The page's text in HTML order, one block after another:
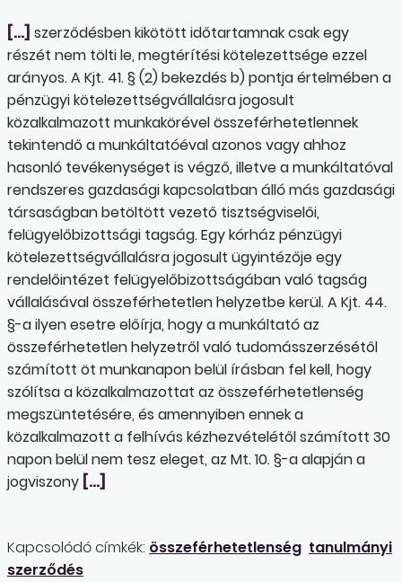
[…] szerződésben kikötött időtartamnak csak egy
részét nem tölti le, megtérítési kötelezettsége ezzel
arányos. A Kjt. 41. § (2) bekezdés b) pontja értelmében a
pénzügyi kötelezettségvállalásra jogosult
közalkalmazott munkakörével összeférhetetlennek
tekintendő a munkáltatóéval azonos vagy ahhoz
hasonló tevékenységet is végző, illetve a munkáltatóval
rendszeres gazdasági kapcsolatban álló más gazdasági
társaságban betöltött vezető tisztségviselői,
felügyelőbizottsági tagság. Egy kórház pénzügyi
kötelezettségvállalásra jogosult ügyintézője egy
rendelőintézet felügyelőbizottságában való tagság
vállalásával összeférhetetlen helyzetbe kerül. A Kjt. 44.
§-a ilyen esetre előírja, hogy a munkáltató az
összeférhetetlen helyzetről való tudomásszerzésétől
számított öt munkanapon belül írásban fel kell, hogy
szólítsa a közalkalmazottat az összeférhetetlenség
megszüntetésére, és amennyiben ennek a
közalkalmazott a felhívás kézhezvételétől számított 30
napon belül nem tesz eleget, az Mt. 10. §-a alapján a
jogviszony […]
Kapcsolódó címkék: összeférhetetlenség tanulmányi
szerződés